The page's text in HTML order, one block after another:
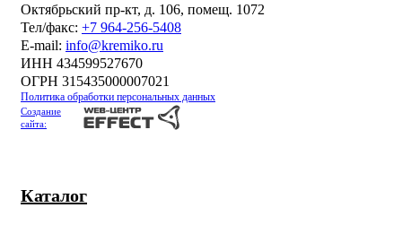
Каталог
Октябрьский пр-кт, д. 106, помещ. 1072
Тел/факс: +7 964-256-5408
Е-mail: info@kremiko.ru
ИНН 434599527670
ОГРН 315435000007021
Политика обработки персональных данных
Создание
сайта: